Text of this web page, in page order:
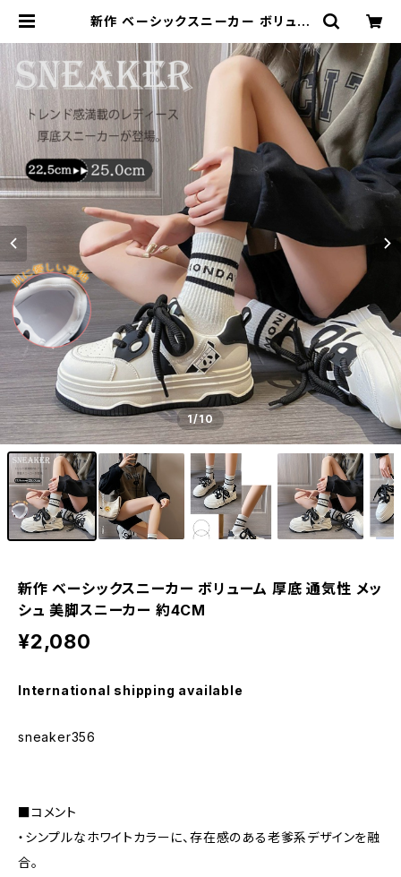
新作 ベーシックスニーカー ボリュー
ー 約4CM | Kinshuu
1/10
新作 ベーシックスニーカー ボリューム 厚底 通気性 メッ
シュ 美脚スニーカー 約4CM
¥2,080
International shipping available
sneaker356
■コメント
・シンプルなホワイトカラーに、存在感のある老爹系デザインを融
合。